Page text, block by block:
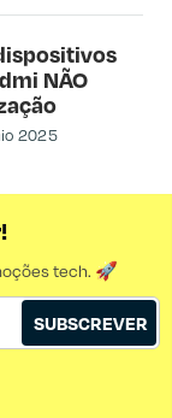
NÃO
2025
tech. 🚀
SUBSCREVER